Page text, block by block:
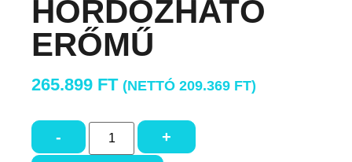
HORDOZHATÓ
ERŐMŰ
265.899 FT (NETTÓ 209.369 FT)
-
+